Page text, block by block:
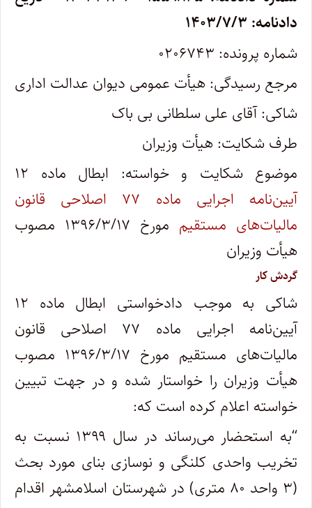
دادنامه: ۱۴۰۳/۷/۳
شماره پرونده: ۰۲۰۶۷۴۳
مرجع رسیدگی: هیأت عمومی دیوان عدالت اداری
شاکی: آقای علی سلطانی بی باک
طرف شکایت: هیأت وزیران
موضوع شکایت و خواسته: ابطال ماده ۱۲
آیین‌نامه اجرایی ماده ۷۷ اصلاحی قانون
مالیات‌های مستقیم
مورخ ۱۳۹۶/۳/۱۷ مصوب
هیأت وزیران
گردش کار
شاکی به موجب دادخواستی ابطال ماده ۱۲
آیین‌نامه اجرایی ماده ۷۷ اصلاحی قانون
مالیات‌های مستقیم مورخ ۱۳۹۶/۳/۱۷ مصوب
هیأت وزیران را خواستار شده و در جهت تبیین
خواسته اعلام کرده است که:
“به استحضار می‌رساند در سال ۱۳۹۹ نسبت به
تخریب واحدی کلنگی و نوسازی بنای مورد بحث
(۳ واحد ۸۰ متری) در شهرستان اسلامشهر اقدام